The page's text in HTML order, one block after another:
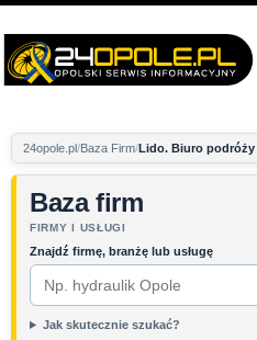
24opole.pl Baza Firm Lido. Biuro podróży
Baza firm
FIRMY I USŁUGI
Znajdź firmę, branżę lub usługę
Jak skutecznie szukać?